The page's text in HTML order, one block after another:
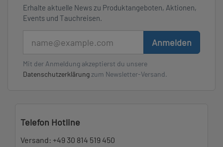
Erhalte aktuelle News zu Produktangeboten, Aktionen,
Events und Tauchreisen.
Anmelden
Mit der Anmeldung akzeptierst du unsere
Datenschutzerklärung zum Newsletter-Versand.
Telefon Hotline
Versand: +49 30 814 519 450